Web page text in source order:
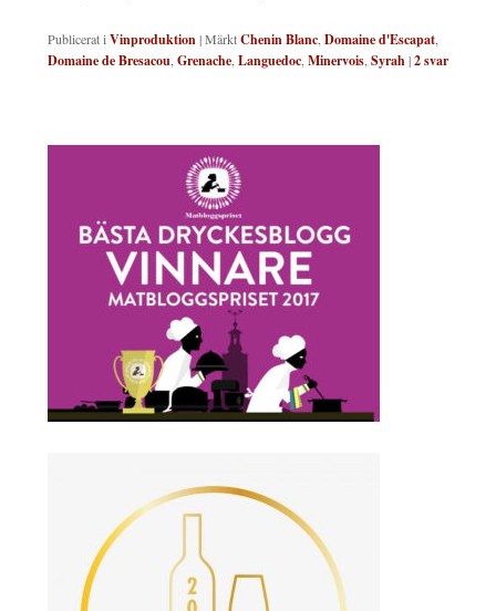
Publicerat i Vinproduktion|MärktChenin Blanc Domaine d'Escapat
Domaine de Bresacou Grenache Languedoc Minervois Syrah|2svar